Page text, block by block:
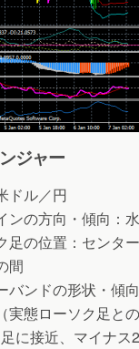
ジャー
ドル／円
ンの方向・傾向：
足の位置：センタ
間
バンドの形状・傾
実態ローソク足と
に接近、マイナス